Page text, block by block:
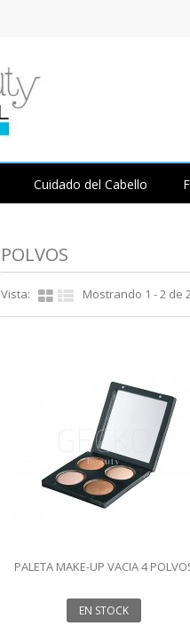
Cuidado del Cabello
POLVOS
Vista: Mostrando 1 - 2 de
PALETA MAKE-UP VACIA 4
EN STOCK